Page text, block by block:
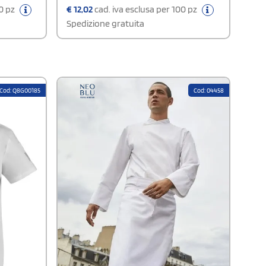
pz
€12,02cad. iva esclusa per 100 pz
Spedizione gratuita
Cod: Q8G00185 Cod: 04458